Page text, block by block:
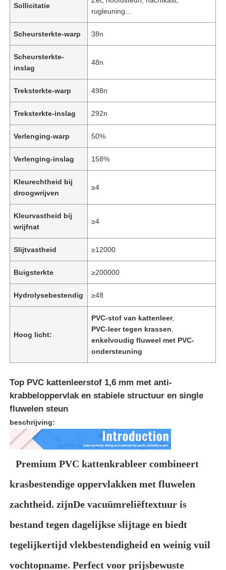
Huis
Producten
Video's
Fabriekstocht
Kwaliteitscontrole
Neem contact met ons op
Nieuws
Sofa Leer Materiaal
Sollicitatie
rugleuning...
Scheursterkte-warp 38n
Scheursterkte-
inslag
48n
Treksterkte-warp 498n
Treksterkte-inslag 292n
Verlenging-warp 50%
Verlenging-inslag 158%
Kleurechtheid bij
droogwrijven
≥4
Kleurvastheid bij
wrijfnat
≥4
Slijtvastheid ≥12000
Buigsterkte ≥200000
Hydrolysebestendig ≥48
Hoog licht:
PVC-stof van kattenleer,
PVC-leer tegen krassen
enkelvoudig fluweel met PVC-
ondersteuning
Top PVC kattenleerstof 1,6 mm met anti-
krabbeloppervlak en stabiele structuur en single
fluwelen steun
beschrijving:
Premium PVC kattenkrableer combineert
krasbestendige oppervlakken met fluwelen
zachtheid. zijnDe vacuümreliëftextuur is
bestand tegen dagelijkse slijtage en biedt
tegelijkertijd vlekbestendigheid en weinig vuil
vochtopname. Perfect voor prijsbewuste